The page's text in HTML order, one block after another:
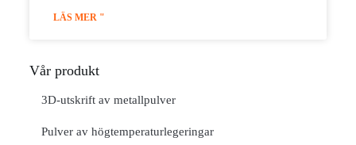
LÄS MER "
Vår produkt
3D-utskrift av metallpulver
Pulver av högtemperaturlegeringar